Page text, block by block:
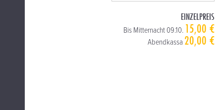
EINZELPREIS
Bis Mitternacht 09.10. 15,00 €
Abendkassa 20,00 €